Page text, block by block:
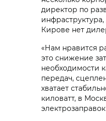
директор по
Кирове нет
«Нам нравится
это снижение
необходимости
передач,
хватает
киловатт, в